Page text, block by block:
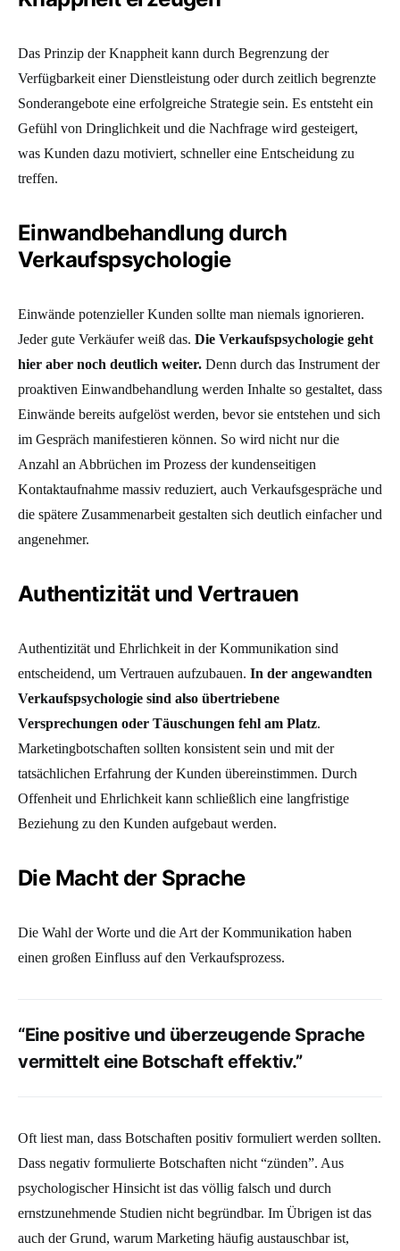
Das Prinzip der Knappheit kann durch Begrenzung der
Verfügbarkeit einer Dienstleistung oder durch zeitlich begrenzte
Sonderangebote eine erfolgreiche Strategie sein. Es entsteht ein
Gefühl von Dringlichkeit und die Nachfrage wird gesteigert,
was Kunden dazu motiviert, schneller eine Entscheidung zu
treffen.
Einwandbehandlung durch
Verkaufspsychologie
Einwände potenzieller Kunden sollte man niemals ignorieren.
Jeder gute Verkäufer weiß das. Die Verkaufspsychologie geht
hier aber noch deutlich weiter. Denn durch das Instrument der
proaktiven Einwandbehandlung werden Inhalte so gestaltet, dass
Einwände bereits aufgelöst werden, bevor sie entstehen und sich
im Gespräch manifestieren können. So wird nicht nur die
Anzahl an Abbrüchen im Prozess der kundenseitigen
Kontaktaufnahme massiv reduziert, auch Verkaufsgespräche und
die spätere Zusammenarbeit gestalten sich deutlich einfacher und
angenehmer.
Authentizität und Vertrauen
Authentizität und Ehrlichkeit in der Kommunikation sind
entscheidend, um Vertrauen aufzubauen. In der angewandten
Verkaufspsychologie sind also übertriebene
Versprechungen oder Täuschungen fehl am Platz.
Marketingbotschaften sollten konsistent sein und mit der
tatsächlichen Erfahrung der Kunden übereinstimmen. Durch
Offenheit und Ehrlichkeit kann schließlich eine langfristige
Beziehung zu den Kunden aufgebaut werden.
Die Macht der Sprache
Die Wahl der Worte und die Art der Kommunikation haben
einen großen Einfluss auf den Verkaufsprozess.
“Eine positive und überzeugende Sprache
vermittelt eine Botschaft effektiv.”
Oft liest man, dass Botschaften positiv formuliert werden sollten.
Dass negativ formulierte Botschaften nicht “zünden”. Aus
psychologischer Hinsicht ist das völlig falsch und durch
ernstzunehmende Studien nicht begründbar. Im Übrigen ist das
auch der Grund, warum Marketing häufig austauschbar ist,